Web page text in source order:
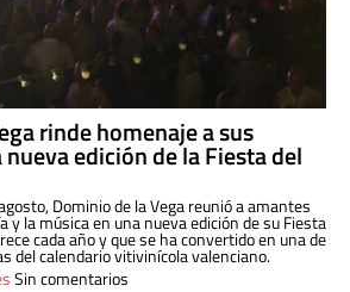
rinde homenaje a sus
edición de la Fiesta del
Dominio de la Vega reunió a amantes
y la música en una nueva edición de su Fiesta
cada año y que se ha convertido en una de
del calendario vitivinícola valenciano.
Sin comentarios